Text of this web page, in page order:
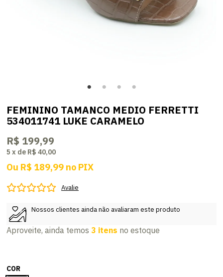
FEMININO TAMANCO MEDIO FERRETTI
534011741 LUKE CARAMELO
R$ 199,99
5 x de R$ 40,00
Ou R$ 189,99 no PIX
Avalie
Nossos clientes ainda não avaliaram este produto
Aproveite, ainda temos3 itens no estoque
COR